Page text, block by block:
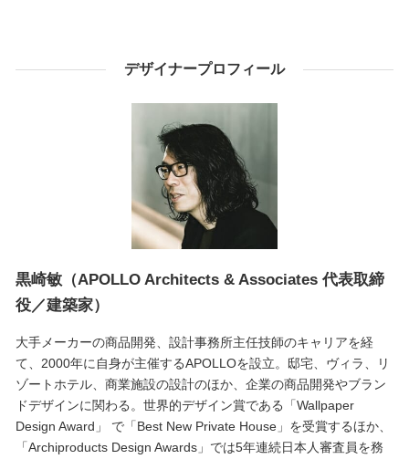
デザイナープロフィール
黒崎敏（APOLLO Architects & Associates 代表取締
役／建築家）
大手メーカーの商品開発、設計事務所主任技師のキャリアを経
て、2000年に自身が主催するAPOLLOを設立。邸宅、ヴィラ、リ
ゾートホテル、商業施設の設計のほか、企業の商品開発やブラン
ドデザインに関わる。世界的デザイン賞である「Wallpaper
Design Award」 で「Best New Private House」を受賞するほか、
「Archiproducts Design Awards」では5年連続日本人審査員を務